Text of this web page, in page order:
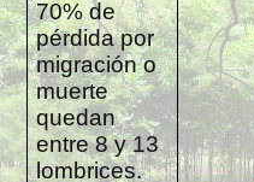
70% de
pérdida por
migración o
muerte
quedan
entre 8 y 13
lombrices.